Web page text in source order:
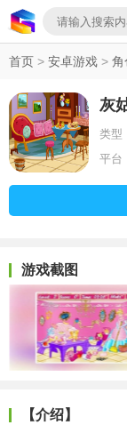
首页 > 安卓游戏 > 角
灰
类型
平台
游戏截图
【介绍】